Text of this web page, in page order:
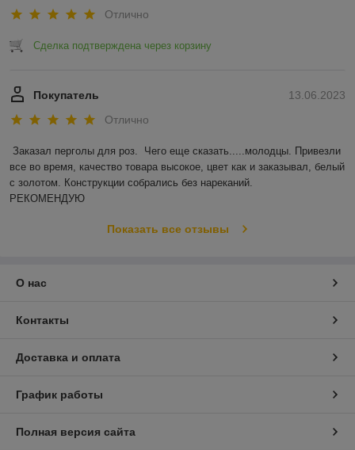
Отлично
Сделка подтверждена через корзину
13.06.2023
Покупатель
Отлично
Заказал перголы для роз.  Чего еще сказать.....молодцы. Привезли
все во время, качество товара высокое, цвет как и заказывал, белый
с золотом. Конструкции собрались без нареканий.
РЕКОМЕНДУЮ
Показать все отзывы
О нас
Контакты
Доставка и оплата
График работы
Полная версия сайта